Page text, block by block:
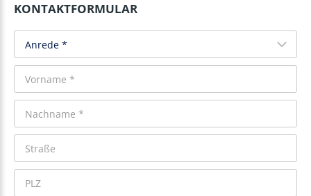
KONTAKTFORMULAR